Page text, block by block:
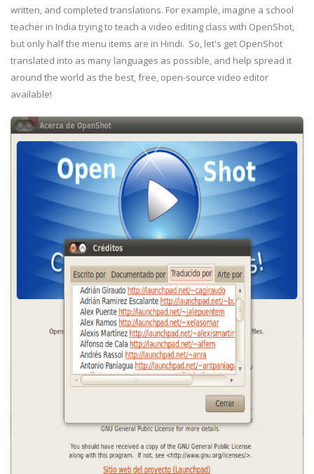
written, and completed translations. For example, imagine a school
teacher in India trying to teach a video editing class with OpenShot,
but only half the menu items are in Hindi. So, let's get OpenShot
translated into as many languages as possible, and help spread it
around the world as the best, free, open-source video editor
available!